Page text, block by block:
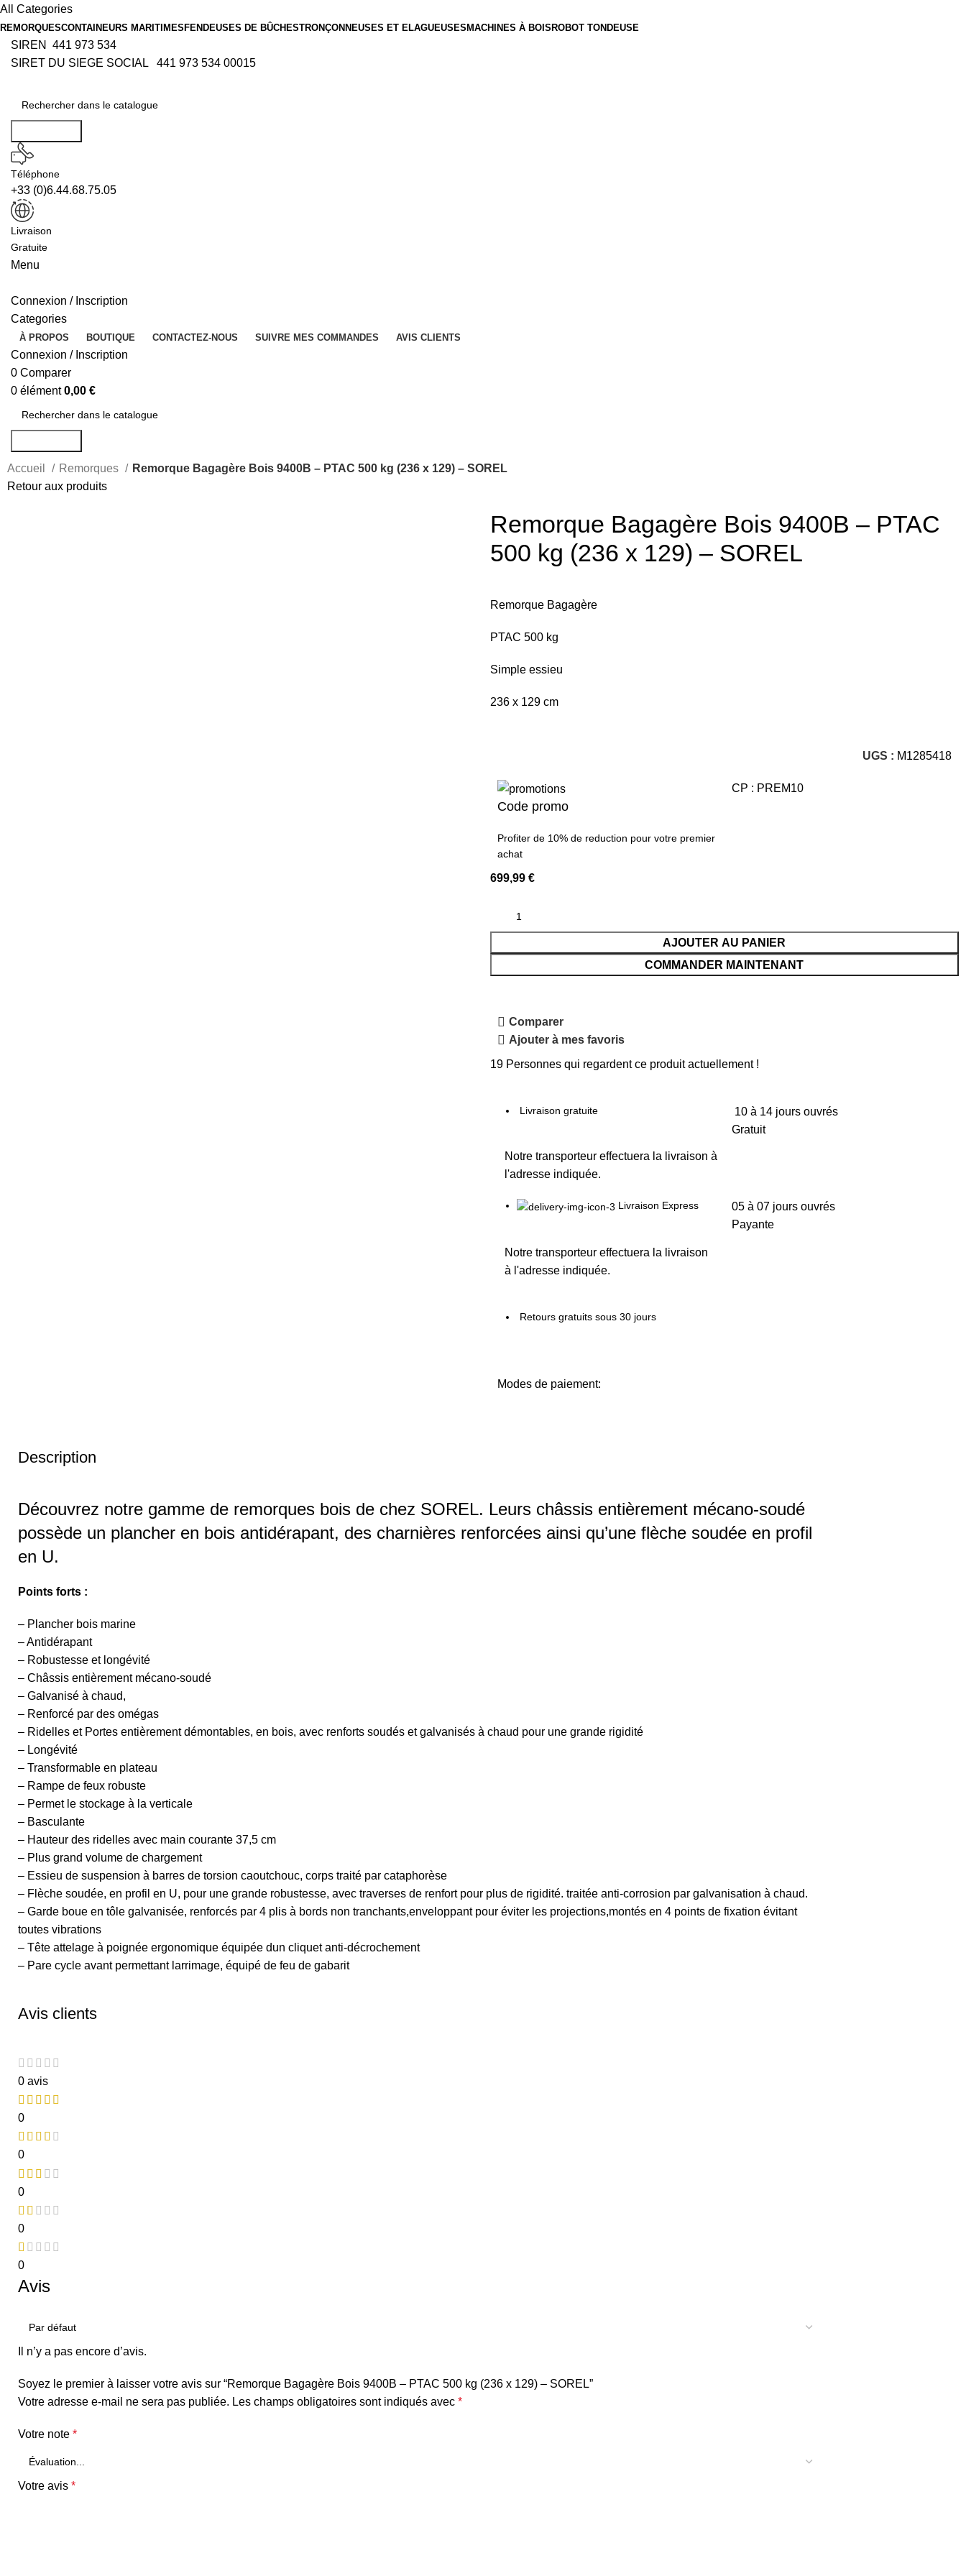
All Categories
REMORQUESCONTAINEURS MARITIMES FENDEUSES DE BÛCHESTRONÇONNEUSES ET ELAGUEUSES MACHINES À BOIS ROBOT TONDEUSE
SIREN 441 973 534
SIRET DU SIEGE SOCIAL 441 973 534 00015
Téléphone
+33 (0)6.44.68.75.05
Livraison
Gratuite
Menu
Connexion / Inscription
Categories
À PROPOS BOUTIQUE CONTACTEZ-NOUS SUIVRE MES COMMANDES AVIS CLIENTS
Connexion / Inscription
0 Comparer
0 élément 0,00 €
Accueil Remorques
Remorque Bagagère Bois 9400B – PTAC 500 kg (236 x 129) – SOREL
Retour aux produits
Remorque Bagagère Bois 9400B – PTAC
500 kg (236 x 129) – SOREL
Remorque Bagagère
PTAC 500 kg
Simple essieu
236 x 129 cm
UGS : M1285418
Code promo
Profiter de 10% de reduction pour votre premier
achat
CP : PREM10
699,99 €
AJOUTER AU PANIER
COMMANDER MAINTENANT
Comparer
Ajouter à mes favoris
19 Personnes qui regardent ce produit actuellement !
Livraison gratuite
Notre transporteur effectuera la livraison à
l'adresse indiquée.
10 à 14 jours ouvrés
Gratuit
Livraison Express
Notre transporteur effectuera la livraison
à l'adresse indiquée.
05 à 07 jours ouvrés
Payante
Retours gratuits sous 30 jours
Modes de paiement:
Description
Découvrez notre gamme de remorques bois de chez SOREL. Leurs châssis entièrement mécano-soudé
possède un plancher en bois antidérapant, des charnières renforcées ainsi qu’une flèche soudée en profil
en U.
Points forts :
– Plancher bois marine
– Antidérapant
– Robustesse et longévité
– Châssis entièrement mécano-soudé
– Galvanisé à chaud,
– Renforcé par des omégas
– Ridelles et Portes entièrement démontables, en bois, avec renforts soudés et galvanisés à chaud pour une grande rigidité
– Longévité
– Transformable en plateau
– Rampe de feux robuste
– Permet le stockage à la verticale
– Basculante
– Hauteur des ridelles avec main courante 37,5 cm
– Plus grand volume de chargement
– Essieu de suspension à barres de torsion caoutchouc, corps traité par cataphorèse
– Flèche soudée, en profil en U, pour une grande robustesse, avec traverses de renfort pour plus de rigidité. traitée anti-corrosion par galvanisation à chaud.
– Garde boue en tôle galvanisée, renforcés par 4 plis à bords non tranchants,enveloppant pour éviter les projections,montés en 4 points de fixation évitant
toutes vibrations
– Tête attelage à poignée ergonomique équipée dun cliquet anti-décrochement
– Pare cycle avant permettant larrimage, équipé de feu de gabarit
Avis clients
0 avis
0
0
0
0
0
Avis
Il n’y a pas encore d’avis.
Soyez le premier à laisser votre avis sur “Remorque Bagagère Bois 9400B – PTAC 500 kg (236 x 129) – SOREL”
Votre adresse e-mail ne sera pas publiée. Les champs obligatoires sont indiqués avec *
Votre note *
Votre avis *